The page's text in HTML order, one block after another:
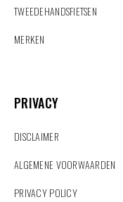
TWEEDEHANDSFIETSEN
MERKEN
PRIVACY
DISCLAIMER
ALGEMENE VOORWAARDEN
PRIVACY POLICY